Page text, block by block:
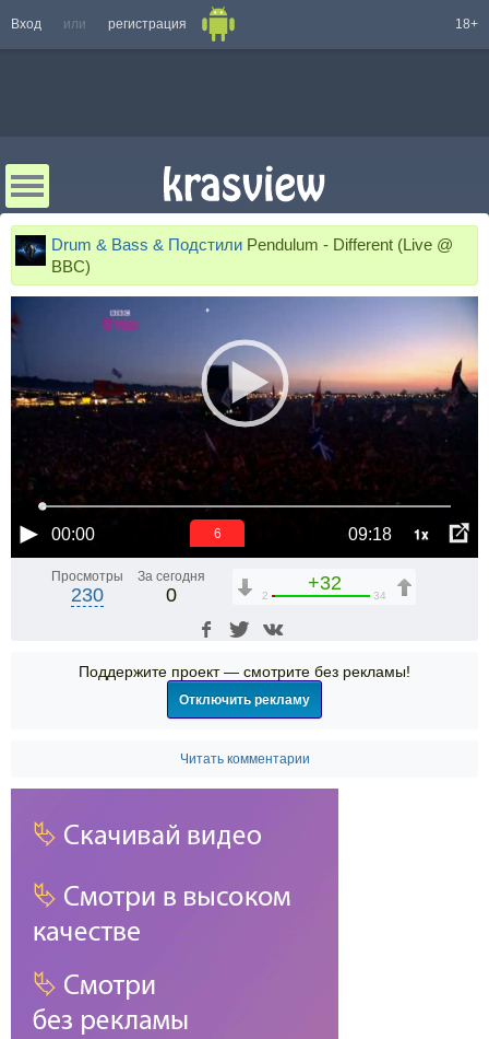
Вход или регистрация 18+
Drum & Bass & Подстили Pendulum - Different (Live @
BBC)
00:00 09:18 1x
5
Просмотры
230
За сегодня
0
+32
2 34
Поддержите проект — смотрите без рекламы!
Отключить рекламу
Читать комментарии